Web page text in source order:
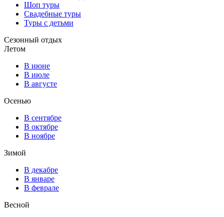
Шоп туры
Свадебные туры
Туры с детьми
Сезонный отдых
Летом
В июне
В июле
В августе
Осенью
В сентябре
В октябре
В ноябре
Зимой
В декабре
В январе
В феврале
Весной